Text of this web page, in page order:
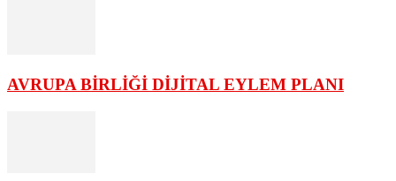
AVRUPA BİRLİĞİ DİJİTAL EYLEM PLANI